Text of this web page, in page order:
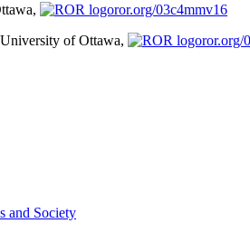
ror.org/03c4mmv16
University of Ottawa, ror.org/
and Society